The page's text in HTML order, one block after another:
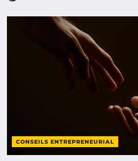
CONSEILS ENTREPRENEURIAL